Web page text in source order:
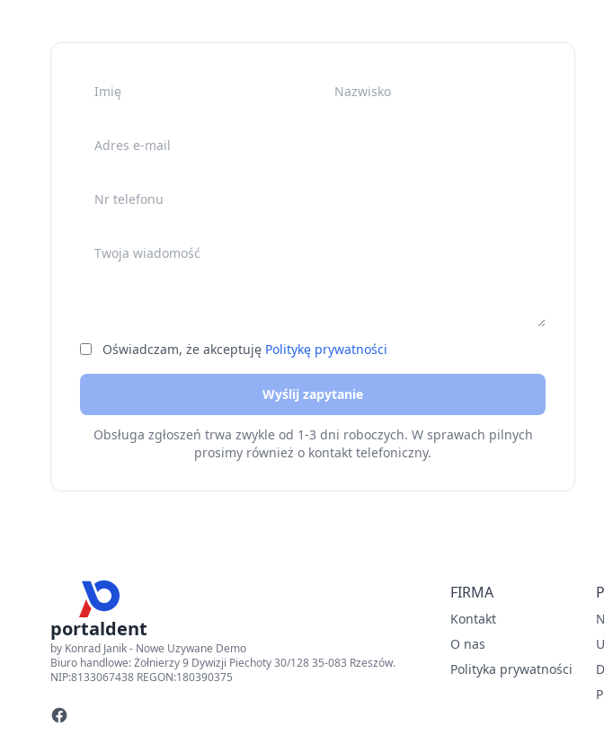
Nazwisko
Adres e-mail
Nr telefonu
Twoja wiadomość
Oświadczam, że akceptuję Politykę prywatności
Wyślij zapytanie
Obsługa zgłoszeń trwa zwykle od 1-3 dni roboczych. W sprawach pilnych
prosimy również o kontakt telefoniczny.
portaldent
by Konrad Janik - Nowe Uzywane Demo
Biuro handlowe: Żołnierzy 9 Dywizji Piechoty 30/128 35-083 Rzeszów.
NIP:8133067438 REGON:180390375
FIRMA
Kontakt
O nas
Polityka prywatności